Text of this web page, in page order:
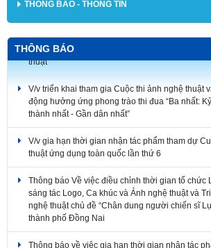
THÔNG BÁO - THÔNG TIN
THÔNG BÁO
V/v triển khai tham gia Cuộc thi ảnh nghệ thuật
động hưởng ứng phong trào thi đua “Ba nhất:
thành nhất - Gần dân nhất”
V/v gia hạn thời gian nhận tác phẩm tham dự
thuật ứng dụng toàn quốc lần thứ 6
Thông báo Về việc điều chỉnh thời gian tổ chức
sáng tác Logo, Ca khúc và Ảnh nghệ thuật và
nghệ thuật chủ đề “Chân dung người chiến sĩ
thành phố Đồng Nai
Thông báo về việc gia hạn thời gian nhận tác
sáng tác mẫu biểu trưng Năm APEC 2027 tại